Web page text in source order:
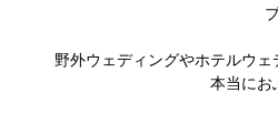
野外ウェディングやホテルウ
本当にお